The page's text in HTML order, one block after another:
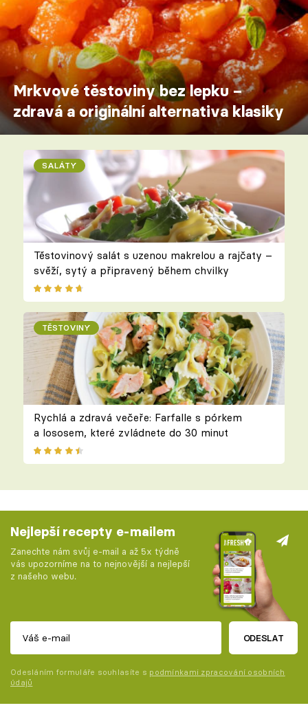
Mrkvové těstoviny bez lepku –
zdravá a originální alternativa klasiky
SALÁTY
Těstovinový salát s uzenou makrelou a rajčaty –
svěží, sytý a připravený během chvilky
TĚSTOVINY
Rychlá a zdravá večeře: Farfalle s pórkem
a lososem, které zvládnete do 30 minut
Nejlepší recepty e-mailem
Zanechte nám svůj e-mail a až 5x týdně
vás upozorníme na to nejnovější a nejlepší
z našeho webu.
ODESLAT
Odesláním formuláře souhlasíte s podmínkami zpracování osobních
údajů